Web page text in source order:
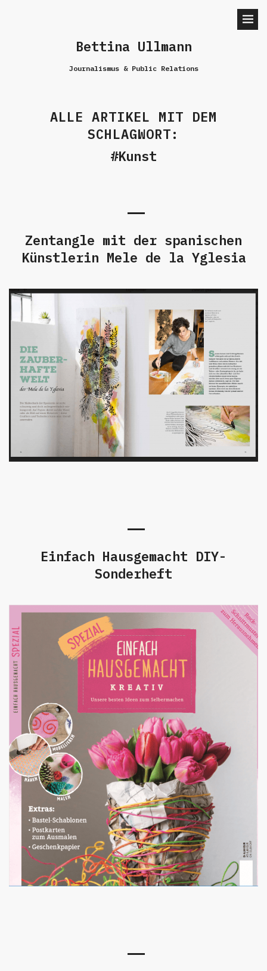
Bettina Ullmann
Journalismus & Public Relations
ALLE ARTIKEL MIT DEM
SCHLAGWORT:
Kunst
Zentangle mit der spanischen
Künstlerin Mele de la Yglesia
Einfach Hausgemacht DIY-
Sonderheft